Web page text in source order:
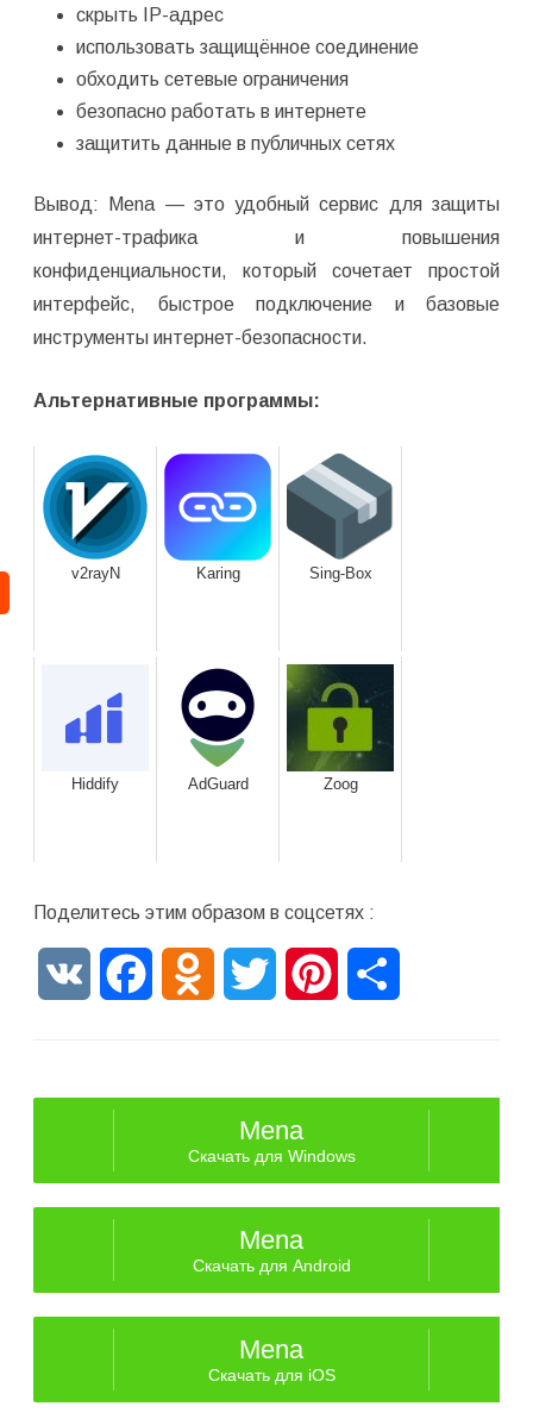
скрыть IP-адрес
использовать защищённое соединение
обходить сетевые ограничения
безопасно работать в интернете
защитить данные в публичных сетях
Вывод: Mena — это удобный сервис для защиты
интернет-трафика и повышения
конфиденциальности, который сочетает простой
интерфейс, быстрое подключение и базовые
инструменты интернет-безопасности.
Альтернативные программы:
v2rayN Karing Sing-Box
Hiddify AdGuard Zoog
Поделитесь этим образом в соцсетях :
VK FacebookOdnoklassniki
Twitter Pinterest
Mena
Скачать для Windows
Mena
Скачать для Android
Mena
Скачать для iOS